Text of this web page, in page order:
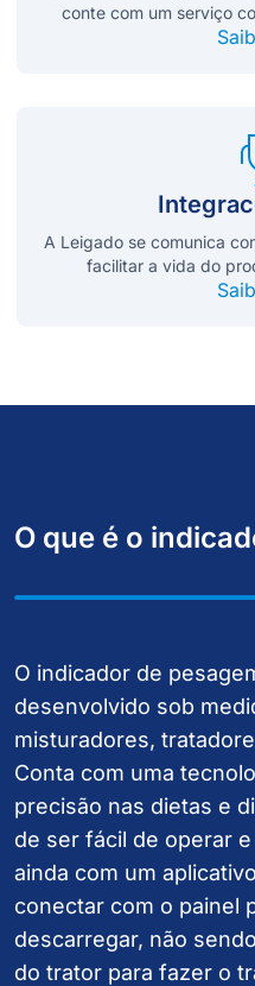
conte com um serviço
A Leigado se comunica
facilitar a vida do
O que é o
O indicador de
desenvolvido sob
misturadores,
Conta com uma
precisão nas dietas e
de ser fácil de operar
ainda com um
conectar com o painel
descarregar, não
do trator para fazer o